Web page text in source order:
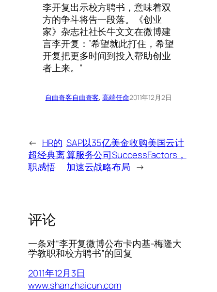
李开复出示校方聘书，意味着双
方的争斗将告一段落。《创业
家》杂志社社长牛文文在微博建
言李开复：”希望就此打住，希望
开复把更多时间到投入帮助创业
者上来。”
自由奇客自由奇客, 高端任命2011年12月2日
← HR的
超经典离
职感悟
SAP以35亿美金收购美国云计
算服务公司SuccessFactors，
加速云战略布局 →
评论
一条对“李开复微博公布卡内基-梅隆大
学教职和校方聘书”的回复
2011年12月3日
www.shanzhaicun.com